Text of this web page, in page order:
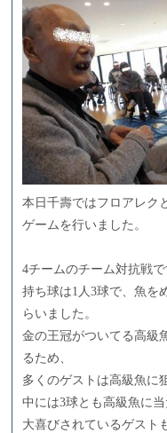
本日千壽ではフロアレク
ゲームを行いました。
4チームのチーム対抗戦で
持ち球は1人3球で、魚を
らいました。
金の王冠がついてる高級
るため、
多くのゲストは高級魚に
中には3球とも高級魚に
大喜びされているゲスト